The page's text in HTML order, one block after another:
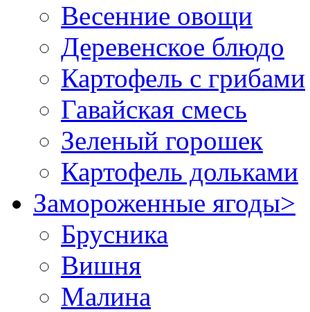
Весенние овощи
Деревенское блюдо
Картофель с грибами
Гавайская смесь
Зеленый горошек
Картофель дольками
Замороженные ягоды>
Брусника
Вишня
Малина